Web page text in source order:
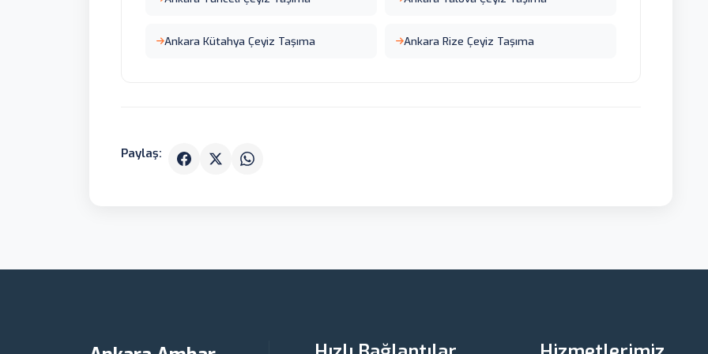
Ankara Kütahya Çeyiz Taşıma Ankara Rize Çeyiz Taşıma
Paylaş: